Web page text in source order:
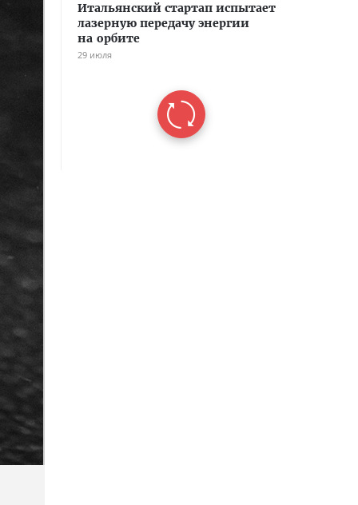
Итальянский стартап испытает
лазерную передачу энергии
на орбите
29 июля